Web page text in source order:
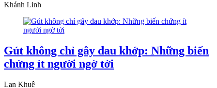
Khánh Linh
Gút không chỉ gây đau khớp: Những biến
chứng ít người ngờ tới
Lan Khuê